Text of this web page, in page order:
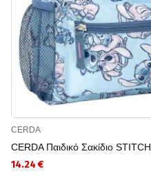
CERDA
CERDA Παιδικό Σακίδιο STITCH
14.24 €